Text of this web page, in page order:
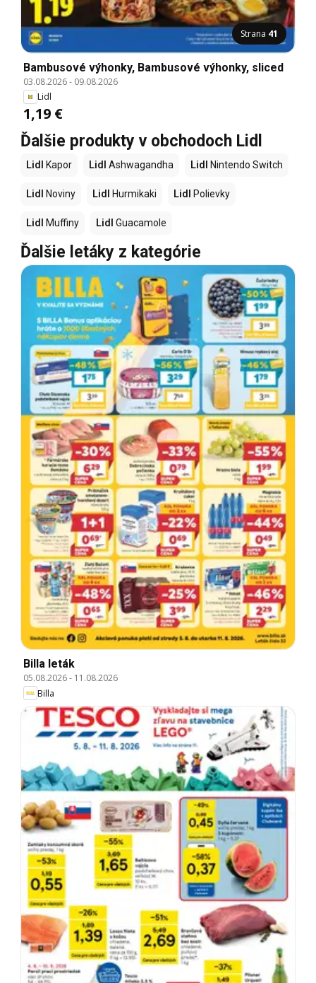
Strana 41
Bambusové výhonky, Bambusové výhonky, sliced
03.08.2026- 09.08.2026
Lidl
1,19 €
Ďalšie produkty v obchodoch Lidl
Lidl Kapor Lidl Ashwagandha Lidl Nintendo Switch
Lidl Noviny Lidl Hurmikaki Lidl Polievky
Lidl Muffiny Lidl Guacamole
Ďalšie letáky z kategórie
Billa leták
05.08.2026- 11.08.2026
Billa